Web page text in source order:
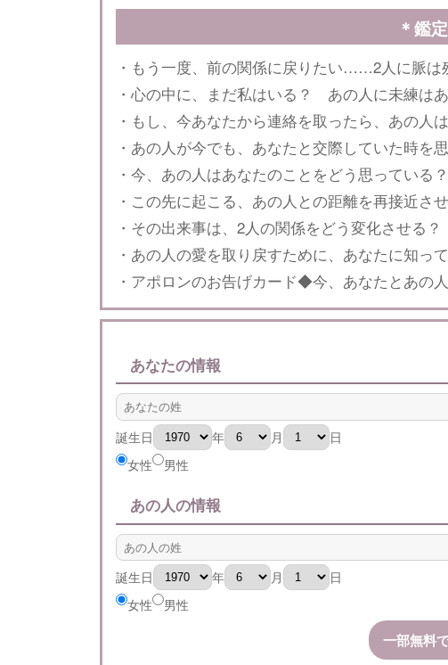
＊鑑
・もう一度、前の関係に戻りたい……2人に脈は
・心の中に、まだ私はいる？ あの人に未練は
・もし、今あなたから連絡を取ったら、あの人
・あの人が今でも、あなたと交際していた時を
・今、あの人はあなたのことをどう思っている？
・この先に起こる、あの人との距離を再接近さ
・その出来事は、2人の関係をどう変化させる？
・あの人の愛を取り戻すために、あなたに知っ
・アポロンのお告げカード◆今、あなたとあの
あなたの情報
誕生日 年 月
日
女性
男性
あの人の情報
誕生日 年 月
日
女性
男性